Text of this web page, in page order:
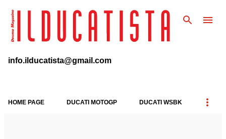
Passa ai contenuti principali
info.ilducatista@gmail.com
HOME PAGE DUCATI MOTOGP DUCATI WSBK